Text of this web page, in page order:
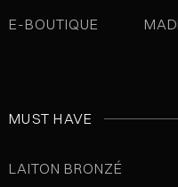
E-BOUTIQUE
MUST HAVE
LAITON BRONZÉ